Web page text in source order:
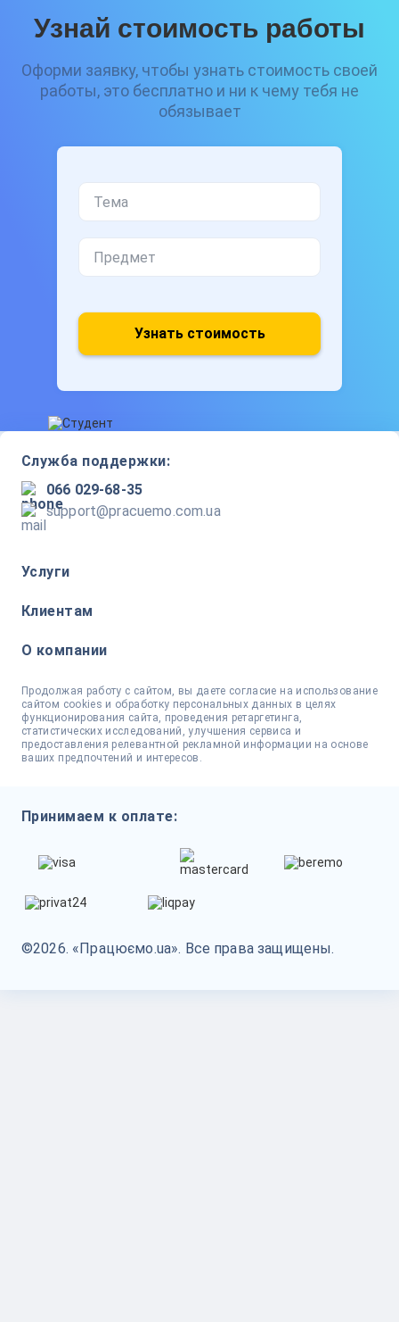
Узнай стоимость работы
Оформи заявку, чтобы узнать стоимость своей
работы, это бесплатно и ни к чему тебя не
обязывает
Узнать стоимость
Служба поддержки:
066 029-68-35
support@pracuemo.com.ua
Услуги
Клиентам
О компании
Продолжая работу с сайтом, вы даете согласие на использование
сайтом cookies и обработку персональных данных в целях
функционирования сайта, проведения ретаргетинга,
статистических исследований, улучшения сервиса и
предоставления релевантной рекламной информации на основе
ваших предпочтений и интересов.
Принимаем к оплате:
©2026. «Працюємо.ua». Все права защищены.